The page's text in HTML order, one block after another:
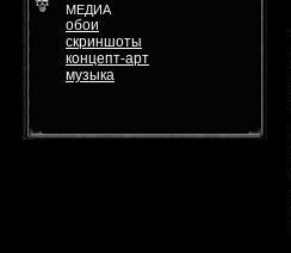
МЕДИА
обои
скриншоты
концепт-арт
музыка